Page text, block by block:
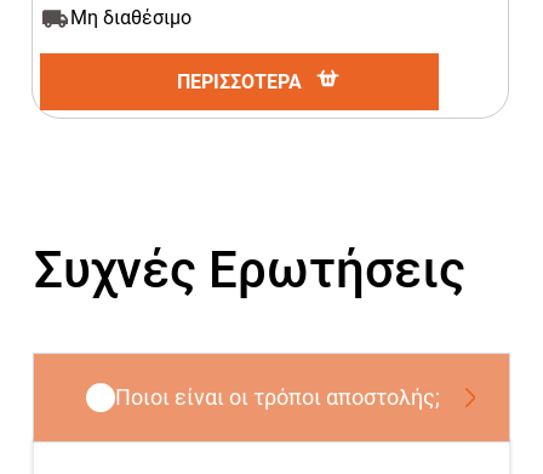
Μη διαθέσιμο
ΠΕΡΙΣΣΟΤΕΡΑ
Συχνές Ερωτήσεις
Ποιοι είναι οι τρόποι αποστολής;